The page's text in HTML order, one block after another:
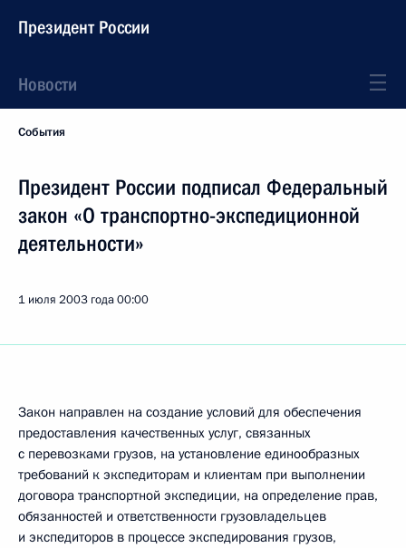
Президент России
Новости
События
Президент России подписал Федеральный
закон «О транспортно-экспедиционной
деятельности»
1 июля 2003 года00:00
Закон направлен на создание условий для обеспечения
предоставления качественных услуг, связанных
с перевозками грузов, на установление единообразных
требований к экспедиторам и клиентам при выполнении
договора транспортной экспедиции, на определение прав,
обязанностей и ответственности грузовладельцев
и экспедиторов в процессе экспедирования грузов,